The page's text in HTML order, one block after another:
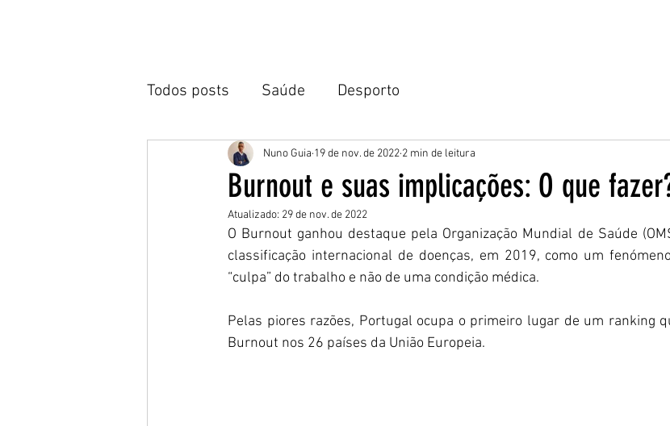
Todos posts Saúde Desporto
Burnout e suas implicações: O que
Nuno Guia 19 de nov. de 2022 2 min de leitura
Atualizado: 29 de nov. de 2022
O Burnout ganhou destaque pela Organização Mundial de Saúde
classificação internacional de doenças, em 2019, como um
“culpa” do trabalho e não de uma condição médica.
Pelas piores razões, Portugal ocupa o primeiro lugar de um ranking
Burnout nos 26 países da União Europeia.